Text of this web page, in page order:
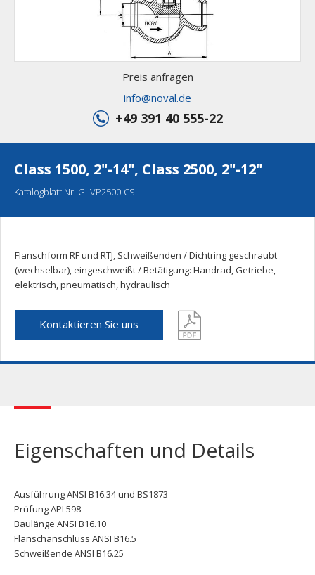
Preis anfragen
info@noval.de
+49 391 40 555-22
Class 1500, 2"-14", Class 2500, 2"-12"
Katalogblatt Nr. GLVP2500-CS
Flanschform RF und RTJ, Schweißenden / Dichtring geschraubt
(wechselbar), eingeschweißt / Betätigung: Handrad, Getriebe,
elektrisch, pneumatisch, hydraulisch
Kontaktieren Sie uns
Eigenschaften und Details
Ausführung ANSI B16.34 und BS1873
Prüfung API 598
Baulänge ANSI B16.10
Flanschanschluss ANSI B16.5
Schweißende ANSI B16.25